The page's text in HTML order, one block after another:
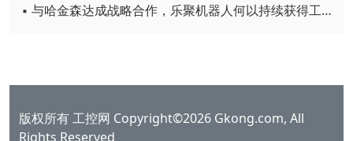
▪ 与哈金森达成战略合作，乐聚机器人何以持续获得工业巨头青睐？
版权所有 工控网 Copyright©2026 Gkong.com, All
Rights Reserved